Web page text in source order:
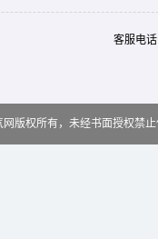
客服电
网版权所有，未经书面授权